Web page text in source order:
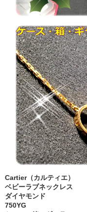
Cartier（カルティエ）
ベビーラブネックレス
ダイヤモンド
750YG